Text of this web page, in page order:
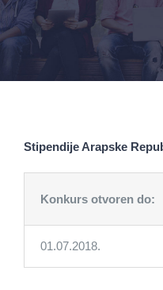
Stipendije Arapske
Konkurs otvoren do:
01.07.2018.